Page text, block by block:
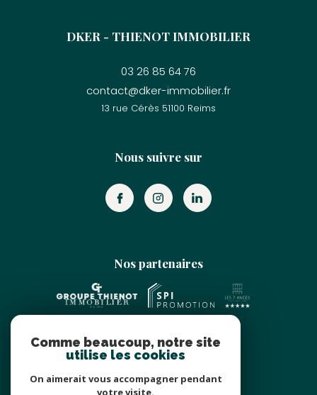
DKER - THIENOT IMMOBILIER
03 26 85 64 76
contact@dker-immobilier.fr
13 rue Cérès 51100 reims
Nous suivre sur
Nos partenaires
Comme beaucoup, notre site
utilise les cookies
On aimerait vous accompagner pendant
votre visite.